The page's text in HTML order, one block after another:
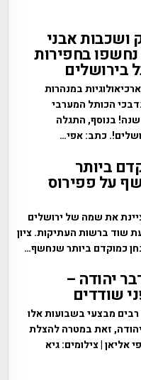
ושכבות אבני
בחפירות
בירושלים
במנהרות
הכותל המערבי
נחשפים לאחר שהיו מוסתרים כ-1700 שנה! בנוסף, התגלה
כתב: אפי…
ביותר
על פפירוס
את שמה של ירושלים
שוד ברשות העתיקות. ציון
כמוקדם ביותר שנחשף…
יהודה –
שודדים
מבצעי בשבועות אלו
זאת במטרה להצלת
אליאן | צילומים: גיא